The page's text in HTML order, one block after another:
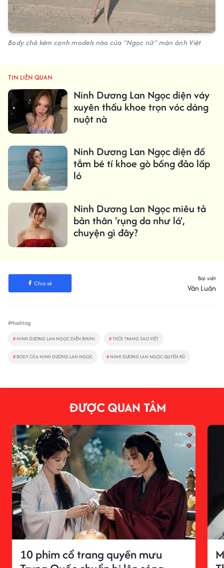
Body chả kém cạnh models nào của "Ngọc nữ" màn ảnh Việt
TIN LIÊN QUAN
Ninh Dương Lan Ngọc diện váy
xuyên thấu khoe trọn vóc dáng
nuột nà
Ninh Dương Lan Ngọc diện đồ
tắm bé tí khoe gò bồng đảo lấp
ló
Ninh Dương Lan Ngọc miêu tả
bản thân 'rụng da như lá',
chuyện gì đây?
Chia sẻ
Bài viết
Văn Luân
#Hashtag
# NINH DƯƠNG LAN NGỌC DIỆN BIKINI #THỜI TRANG SAO VIỆT
# BODY CỦA NINH DƯƠNG LAN NGỌC # NINH DƯƠNG LAN NGỌC QUYẾN RŨ
ĐƯỢC QUAN TÂM
10 phim cổ trang quyền mưu